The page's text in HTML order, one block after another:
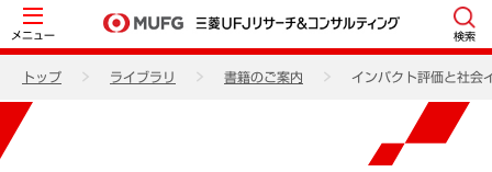
メニュー 検索
トップ ライブラリ 書籍のご案内 インパクト評価と社会